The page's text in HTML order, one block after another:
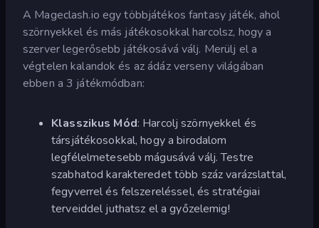
A Mageclash.io egy többjátékos fantasy játék, ahol
szörnyekkel és más játékosokkal harcolsz, hogy a
szerver legerősebb játékosává válj. Merülj el a
végtelen kalandok és az ádáz verseny világában
ebben a 3 játékmódban:
Klasszikus Mód: Harcolj szörnyekkel és
társjátékosokkal, hogy a birodalom
legfélelmetesebb mágusává válj. Testre
szabhatod karakteredet több száz varázslattal,
fegyverrel és felszereléssel, és stratégiai
terveiddel juthatsz el a győzelemig!